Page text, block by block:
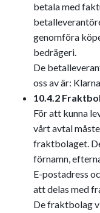
betala med
genomföra
bedrägeri.
De
oss av är:
10.4.2
För att kunna
vårt avtal
fraktbolaget.
förnamn,
E-postadress
att delas med
De fraktbolag